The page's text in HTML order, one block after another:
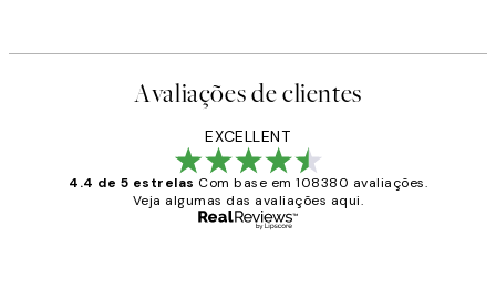
Avaliações de clientes
EXCELLENT
4.4 de 5 estrelas Com base em 108380 avaliações.
Veja algumas das avaliações aqui.